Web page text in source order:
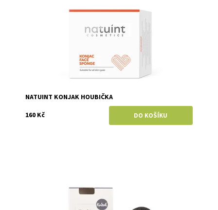
NATUINT KONJAK HOUBIČKA
160 Kč